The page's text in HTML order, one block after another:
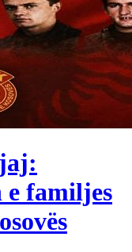
familjes